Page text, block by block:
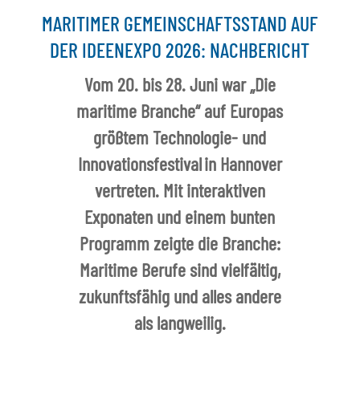
MARITIMER GEMEINSCHAFTSSTAND AUF
DER IDEENEXPO 2026: NACHBERICHT
Vom 20. bis 28. Juni war „Die
maritime Branche“ auf Europas
größtem Technologie- und
Innovationsfestival in Hannover
vertreten. Mit interaktiven
Exponaten und einem bunten
Programm zeigte die Branche:
Maritime Berufe sind vielfältig,
zukunftsfähig und alles andere
als langweilig.